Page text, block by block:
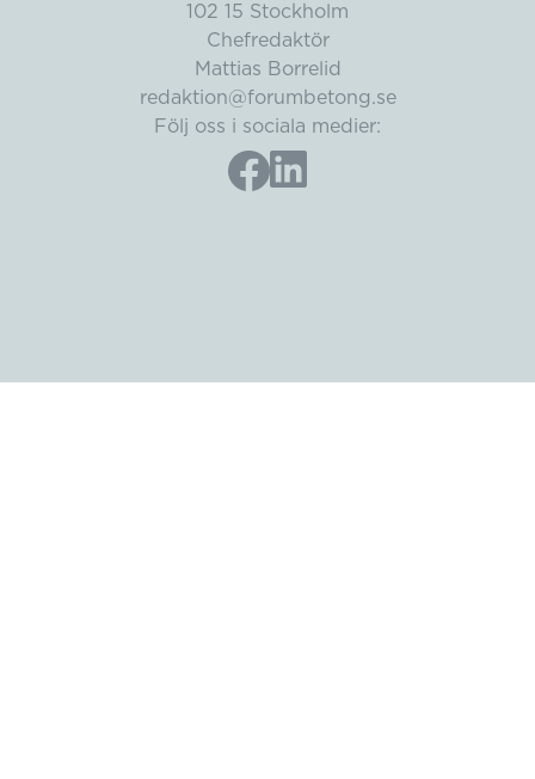
102 15 Stockholm
Chefredaktör
Mattias Borrelid
redaktion@forumbetong.se
Följ oss i sociala medier: